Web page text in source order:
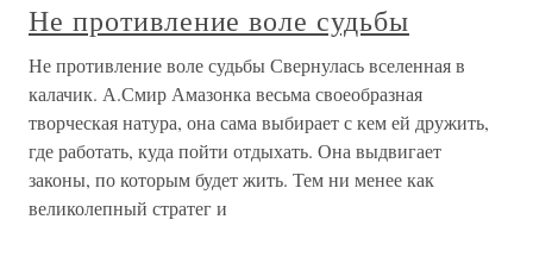
Не противление воле судьбы
Не противление воле судьбы Свернулась вселенная в
калачик. А.Смир Амазонка весьма своеобразная
творческая натура, она сама выбирает с кем ей дружить,
где работать, куда пойти отдыхать. Она выдвигает
законы, по которым будет жить. Тем ни менее как
великолепный стратег и